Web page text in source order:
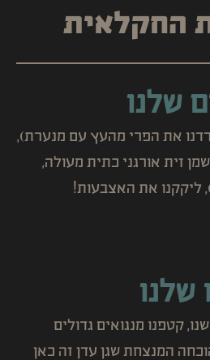
החקלאית
שלנו
את הפרי מהעץ עם מנערת),
זית אורגני כתית מעולה,
ליקקנו את האצבעות!
שלנו
קטפנו מנגואים גדולים
המנצחת שגן עדן זה כאן